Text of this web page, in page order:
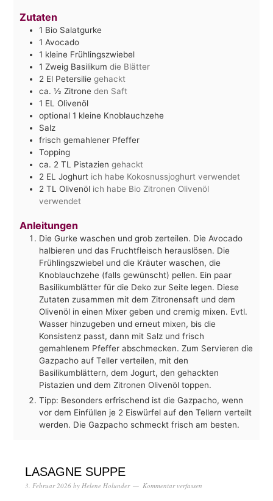
Zutaten
1 Bio Salatgurke
1 Avocado
1 kleine Frühlingszwiebel
1 Zweig Basilikum die Blätter
2 El Petersilie gehackt
ca. ½Zitrone den Saft
1 EL Olivenöl
optional 1 kleine Knoblauchzehe
Salz
frisch gemahlener Pfeffer
Topping
ca. 2 TL Pistazien gehackt
2 EL Joghurt ich habe Kokosnussjoghurt verwendet
2 TL Olivenöl ich habe Bio Zitronen Olivenöl
verwendet
Anleitungen
Die Gurke waschen und grob zerteilen. Die Avocado
halbieren und das Fruchtfleisch herauslösen. Die
Frühlingszwiebel und die Kräuter waschen, die
Knoblauchzehe (falls gewünscht) pellen. Ein paar
Basilikumblätter für die Deko zur Seite legen. Diese
Zutaten zusammen mit dem Zitronensaft und dem
Olivenöl in einen Mixer geben und cremig mixen. Evtl.
Wasser hinzugeben und erneut mixen, bis die
Konsistenz passt, dann mit Salz und frisch
gemahlenem Pfeffer abschmecken. Zum Servieren die
Gazpacho auf Teller verteilen, mit den
Basilikumblättern, dem Jogurt, den gehackten
Pistazien und dem Zitronen Olivenöl toppen.
Tipp: Besonders erfrischend ist die Gazpacho, wenn
vor dem Einfüllen je 2 Eiswürfel auf den Tellern verteilt
werden. Die Gazpacho schmeckt frisch am besten.
LASAGNE SUPPE
3. Februar 2026 by Helene Holunder Kommentar verfassen